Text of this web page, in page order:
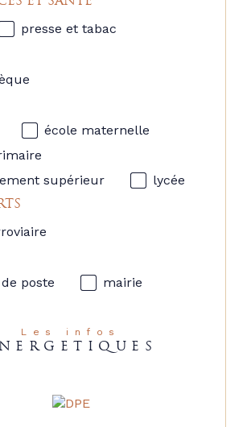
presse et tabac
école maternelle
supérieur
lycée
poste mairie
Les infos